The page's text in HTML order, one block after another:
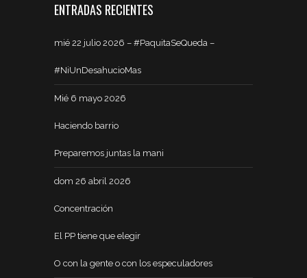
ENTRADAS RECIENTES
mié 22 julio 2026 – #PaquitaSeQueda –
#NiUnDesahucioMas
Mié 6 mayo 2026
Haciendo barrio
Preparemos juntas la mani
dom 26 abril 2026
Concentración
El PP tiene que elegir
O con la gente o con los especuladores